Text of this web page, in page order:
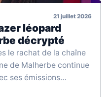
21 juillet 2026
léopard
décrypté
le rachat de la chaîne
de Malherbe continue
ses émissions…